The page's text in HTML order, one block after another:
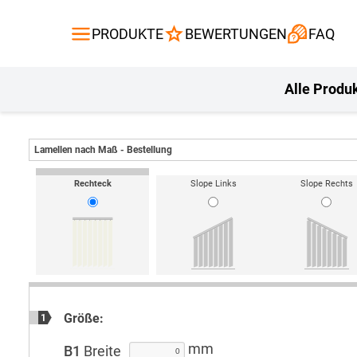
PRODUKTE BEWERTUNGEN FAQ
Alle
Gardinen
Lamellen nach Maß - Bestellung
Rechteck Slope Links Slope Rechts
1 Größe:
B1 Breite
mm